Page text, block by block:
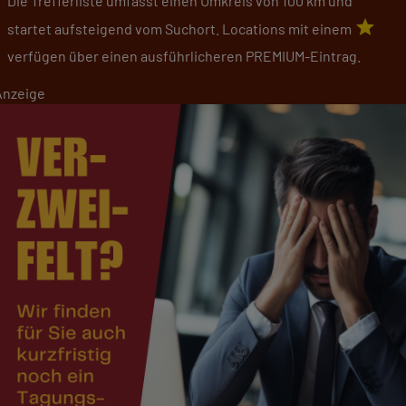
startet aufsteigend vom Suchort. Locations mit einem star
verfügen über einen ausführlicheren PREMIUM-Eintrag.